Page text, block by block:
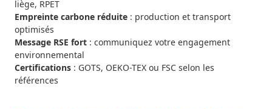
liège, RPET
Empreinte carbone réduite : production et transport
optimisés
Message RSE fort : communiquez votre engagement
environnemental
Certifications : GOTS, OEKO-TEX ou FSC selon les
références